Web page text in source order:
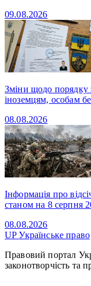
09.08.2026
Зміни щодо порядку
іноземцям, особам
08.08.2026
Інформація про
станом на 8 серпня
08.08.2026
UPУкраїнське право
Правовий портал
законотворчість та